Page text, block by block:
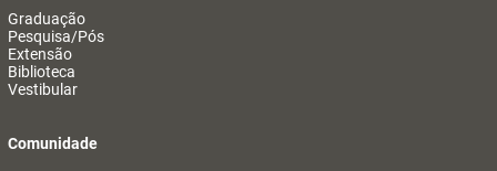
Graduação
Pesquisa/Pós
Extensão
Biblioteca
Vestibular
Comunidade